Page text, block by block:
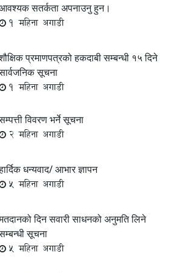
सतर्कता अपनाउनु हुन।
1 महिना अगाडी
प्रमाणपत्रको हकदाबी सम्बन्धी १५ दिने
सूचना
1 महिना अगाडी
विवरण भर्ने सूचना
2 महिना अगाडी
धन्यवाद/ आभार ज्ञापन
5 महिना अगाडी
दिन सवारी साधनको अनुमति लिने
सूचना
5 महिना अगाडी